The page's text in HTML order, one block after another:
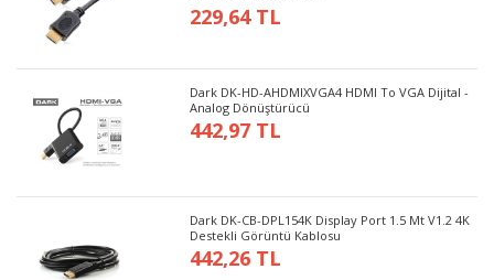
229,64 TL
Dark DK-HD-AHDMIXVGA4 HDMI To VGA Dijital -
Analog Dönüştürücü
442,97 TL
Dark DK-CB-DPL154K Display Port 1.5 Mt V1.2 4K
Destekli Görüntü Kablosu
442,26 TL